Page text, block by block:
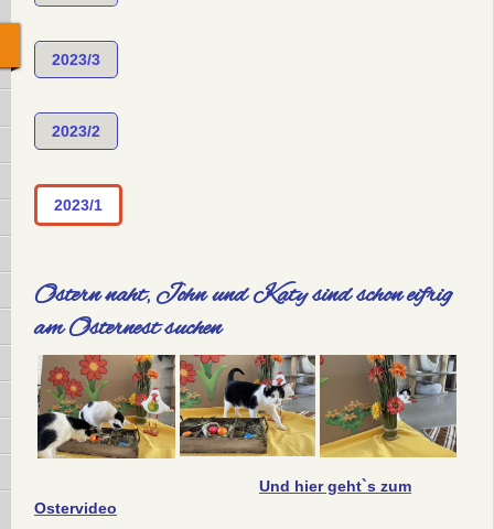
2023/3
2023/2
2023/1
Ostern naht, John und Katy sind schon eifrig
am Osternest suchen
Und hier geht`s zum
Ostervideo